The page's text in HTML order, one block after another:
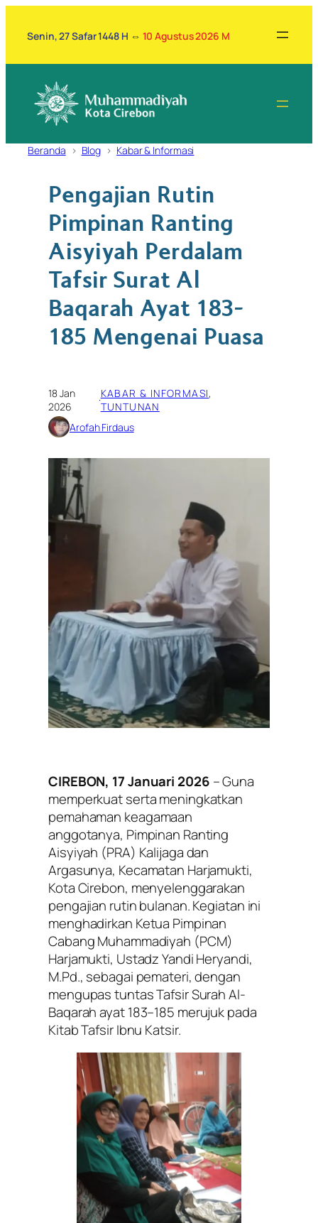
Senin, 27 Safar 1448 H ⇔ 10 Agustus 2026 M
Beranda Blog Kabar & Informasi
Pengajian Rutin
Pimpinan Ranting
Aisyiyah Perdalam
Tafsir Surat Al
Baqarah Ayat 183-
185 Mengenai Puasa
18 Jan
2026
·KABAR & INFORMASI
TUNTUNAN
Arofah Firdaus
CIREBON, 17 Januari 2026 – Guna
memperkuat serta meningkatkan
pemahaman keagamaan
anggotanya, Pimpinan Ranting
Aisyiyah (PRA) Kalijaga dan
Argasunya, Kecamatan Harjamukti,
Kota Cirebon, menyelenggarakan
pengajian rutin bulanan. Kegiatan ini
menghadirkan Ketua Pimpinan
Cabang Muhammadiyah (PCM)
Harjamukti, Ustadz Yandi Heryandi,
M.Pd., sebagai pemateri, dengan
mengupas tuntas Tafsir Surah Al-
Baqarah ayat 183–185 merujuk pada
Kitab Tafsir Ibnu Katsir.